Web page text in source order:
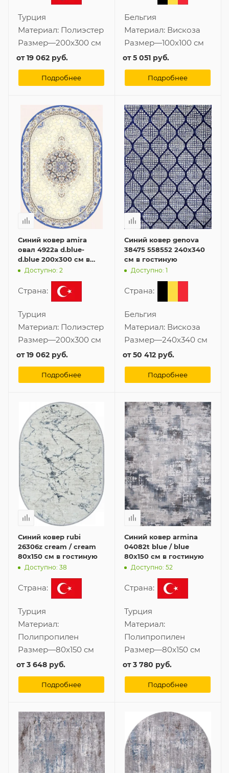
Турция
Материал: Полиэстер
Размер—200x300 см
от19 062 руб.
Подробнее
Бельгия
Материал: Вискоза
Размер—100x100 см
от5 051 руб.
Подробнее
Синий ковер amira
овал 4922a d.blue-
d.blue 200x300 см в
гостиную
Доступно: 2
Страна:
Турция
Материал: Полиэстер
Размер—200x300 см
от19 062 руб.
Подробнее
Синий ковер genova
38475 558552 240x340
см в гостиную
Доступно: 1
Страна:
Бельгия
Материал: Вискоза
Размер—240x340 см
от50 412 руб.
Подробнее
Синий ковер rubi
26306z cream / cream
80x150 см в гостиную
Доступно: 38
Страна:
Турция
Материал:
Полипропилен
Размер—80x150 см
от3 648 руб.
Подробнее
Синий ковер armina
04082t blue / blue
80x150 см в гостиную
Доступно: 52
Страна:
Турция
Материал:
Полипропилен
Размер—80x150 см
от3 780 руб.
Подробнее